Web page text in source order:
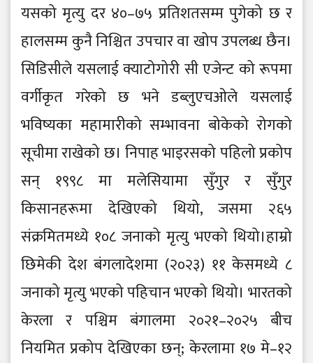
यसको मृत्यु दर ४०–७५ प्रतिशतसम्म पुगेको छ र
हालसम्म कुनै निश्चित उपचार वा खोप उपलब्ध छैन।
सिडिसीले यसलाई क्याटोगोरी सी एजेन्ट को रूपमा
वर्गीकृत गरेको छ भने डब्लुएचओले यसलाई
भविष्यका महामारीको सम्भावना बोकेको रोगको
सूचीमा राखेको छ। निपाह भाइरसको पहिलो प्रकोप
सन् १९९८ मा मलेसियामा सुँगुर र सुँगुर
किसानहरूमा देखिएको थियो, जसमा २६५
संक्रमितमध्ये १०८ जनाको मृत्यु भएको थियो।हाम्रो
छिमेकी देश बंगलादेशमा (२०२३) ११ केसमध्ये ८
जनाको मृत्यु भएको पहिचान भएको थियो। भारतको
केरला र पश्चिम बंगालमा २०२१–२०२५ बीच
नियमित प्रकोप देखिएका छन्; केरलामा १७ मे–१२